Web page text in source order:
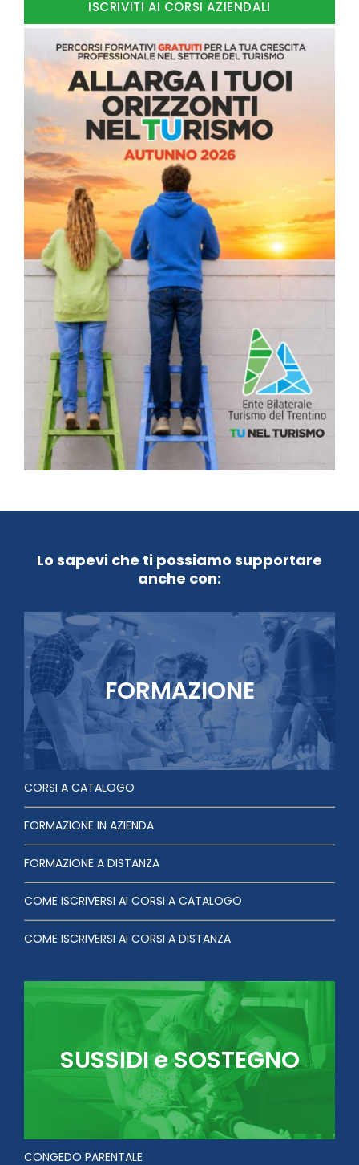
ISCRIVITI AI CORSI AZIENDALI
Lo sapevi che ti possiamo supportare
anche con:
FORMAZIONE
CORSI A CATALOGO
FORMAZIONE IN AZIENDA
FORMAZIONE A DISTANZA
COME ISCRIVERSI AI CORSI A CATALOGO
COME ISCRIVERSI AI CORSI A DISTANZA
SUSSIDI e SOSTEGNO
CONGEDO PARENTALE